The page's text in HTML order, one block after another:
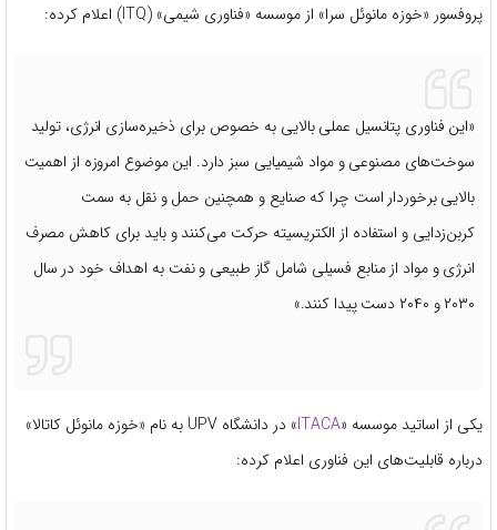
پروفسور «خوزه مانوئل سرا» از موسسه «فناوری شیمی» (ITQ) اعلام کرده:
«این فناوری پتانسیل عملی بالایی به خصوص برای ذخیره‌سازی انرژی، تولید
سوخت‌های مصنوعی و مواد شیمیایی سبز دارد. این موضوع امروزه از اهمیت
بالایی برخوردار است چرا که صنایع و همچنین حمل و نقل به سمت
کربن‌زدایی و استفاده از الکتریسیته حرکت می‌کنند و باید برای کاهش مصرف
انرژی و مواد از منابع فسیلی شامل گاز طبیعی و نفت به اهداف خود در سال
۲۰۳۰ و ۲۰۴۰ دست پیدا کنند.»
یکی از اساتید موسسه «ITACA
» در دانشگاه UPV به نام «خوزه مانوئل کاتالا»
درباره قابلیت‌های این فناوری اعلام کرده: